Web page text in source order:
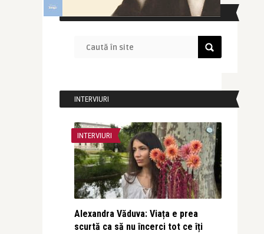
CAUTĂ ÎN SITE
INTERVIURI
INTERVIURI
Alexandra Văduva: Viața e prea
scurtă ca să nu încerci tot ce îți